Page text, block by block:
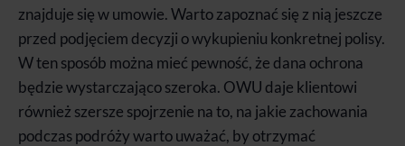
znajduje się w umowie. Warto zapoznać się z nią jeszcze
przed podjęciem decyzji o wykupieniu konkretnej polisy.
W ten sposób można mieć pewność, że dana ochrona
będzie wystarczająco szeroka. OWU daje klientowi
również szersze spojrzenie na to, na jakie zachowania
podczas podróży warto uważać, by otrzymać